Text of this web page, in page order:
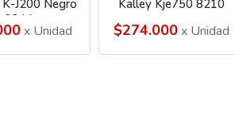
J200 Negro
2244
x Unidad
Kalley Kje750 8210
$274.000x Unidad